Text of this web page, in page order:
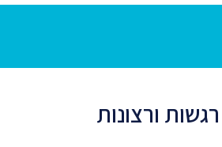
ורצונות